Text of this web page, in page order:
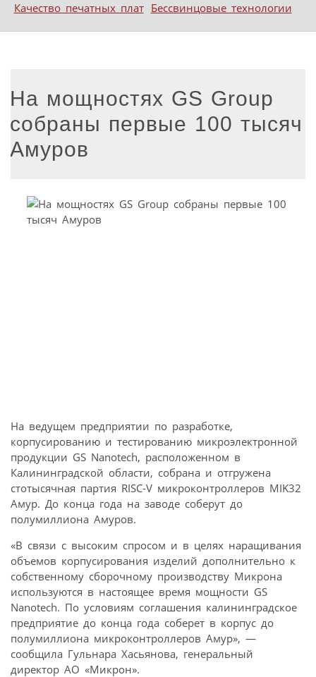
Качество печатных плат Бессвинцовые технологии
На мощностях GS Group
собраны первые 100 тысяч
Амуров
На ведущем предприятии по разработке,
корпусированию и тестированию микроэлектронной
продукции GS Nanotech, расположенном в
Калининградской области, собрана и отгружена
стотысячная партия RISC-V микроконтроллеров MIK32
Амур. До конца года на заводе соберут до
полумиллиона Амуров.
«В связи с высоким спросом и в целях наращивания
объемов корпусирования изделий дополнительно к
собственному сборочному производству Микрона
используются в настоящее время мощности GS
Nanotech. По условиям соглашения калининградское
предприятие до конца года соберет в корпус до
полумиллиона микроконтроллеров Амур», —
сообщила Гульнара Хасьянова, генеральный
директор АО «Микрон».